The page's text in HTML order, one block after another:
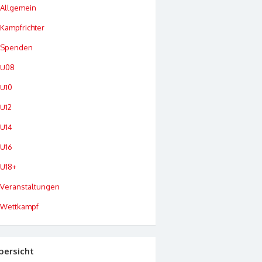
Allgemein
Kampfrichter
Spenden
U08
U10
U12
U14
U16
U18+
Veranstaltungen
Wettkampf